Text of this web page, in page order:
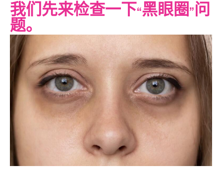
我们先来检查一下“黑眼圈”问
题。